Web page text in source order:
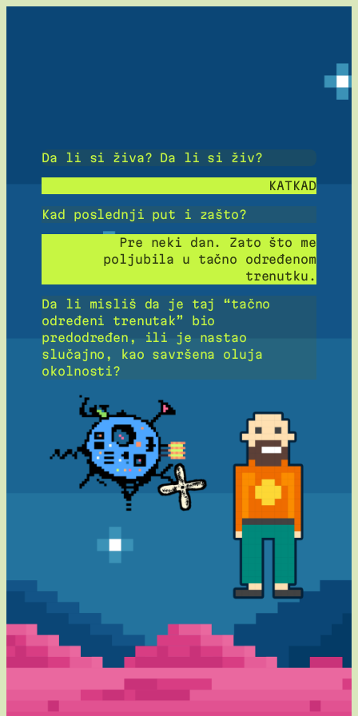
Da li si živa? Da li si živ?
KATKAD
Kad poslednji put i zašto?
Pre neki dan. Zato što me
poljubila u tačno određenom
trenutku.
Da li misliš da je taj “tačno
određeni trenutak” bio
predodređen, ili je nastao
slučajno, kao savršena oluja
okolnosti?